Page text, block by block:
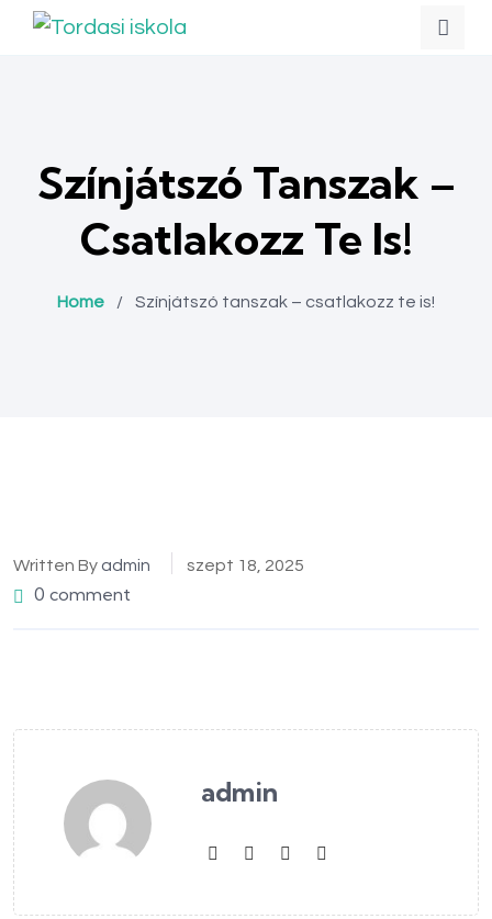
Színjátszó Tanszak –
Csatlakozz Te Is!
Home / Színjátszó tanszak – csatlakozz te is!
Written By admin szept 18, 2025
0 comment
admin